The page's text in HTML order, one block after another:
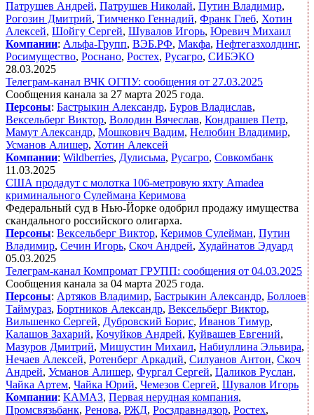
Патрушев Андрей, Патрушев Николай, Путин Владимир,
Рогозин Дмитрий, Тимченко Геннадий, Франк Глеб, Хотин
Алексей, Шойгу Сергей, Шувалов Игорь, Юревич Михаил
Компании: Альфа-Групп, ВЭБ.РФ, Макфа, Нефтегазхолдинг,
Росимущество, Роснано, Ростех, Русагро, СИБЭКО
28.03.2025
Телеграм-канал ВЧК ОГПУ: сообщения от 27.03.2025
Сообщения канала за 27 марта 2025 года.
Персоны: Бастрыкин Александр, Буров Владислав,
Вексельберг Виктор, Володин Вячеслав, Кондрашев Петр,
Мамут Александр, Мошкович Вадим, Нелюбин Владимир,
Усманов Алишер, Хотин Алексей
Компании: Wildberries, Дулисьма, Русагро, Совкомбанк
11.03.2025
США продадут с молотка 106-метровую яхту Amadea
криминального Сулеймана Керимова
Федеральный суд в Нью-Йорке одобрил продажу имущества
скандального российского олигарха.
Персоны: Вексельберг Виктор, Керимов Сулейман, Путин
Владимир, Сечин Игорь, Скоч Андрей, Худайнатов Эдуард
05.03.2025
Телеграм-канал Компромат ГРУПП: сообщения от 04.03.2025
Сообщения канала за 04 марта 2025 года.
Персоны: Артяков Владимир, Бастрыкин Александр, Боллоев
Таймураз, Бортников Александр, Вексельберг Виктор,
Вильшенко Сергей, Дубровский Борис, Иванов Тимур,
Калашов Захарий, Кочуйков Андрей, Куйвашев Евгений,
Мазуров Дмитрий, Мишустин Михаил, Набиуллина Эльвира,
Нечаев Алексей, Ротенберг Аркадий, Силуанов Антон, Скоч
Андрей, Усманов Алишер, Фургал Сергей, Цаликов Руслан,
Чайка Артем, Чайка Юрий, Чемезов Сергей, Шувалов Игорь
Компании: КАМАЗ, Первая нерудная компания,
Промсвязьбанк, Ренова, РЖД, Росздравнадзор, Ростех,